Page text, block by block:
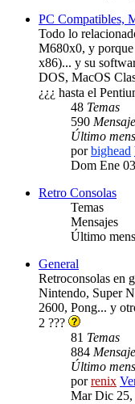
PC Compatibles,
Todo lo
M680x0, y
x86)... y su
DOS, MacOS
¿¿¿ hasta el
48 Temas
590
Último
porbighead
Dom Ene
Retro Consolas
Temas
Mensajes
Último
General
Retroconsolas en
Nintendo, Super
2600, Pong... y
2 ???
81 Temas
884
Último
porrenix
Mar Dic 25,